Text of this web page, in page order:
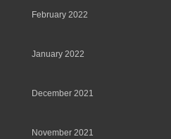
February 2022
January 2022
December 2021
November 2021